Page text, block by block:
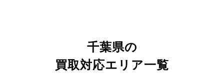
千葉県の
買取対応エリア一覧